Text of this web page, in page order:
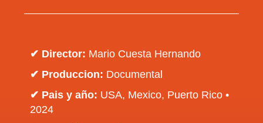
✔ Director: Mario Cuesta Hernando
✔ Produccion: Documental
✔ Pais y año: USA, Mexico, Puerto Rico •
2024